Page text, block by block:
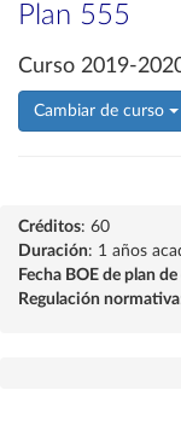
Plan 555
Curso 2019-
Cambiar de curso
Créditos: 60
Duración: 1 años
Fecha BOE de plan
Regulación normativa